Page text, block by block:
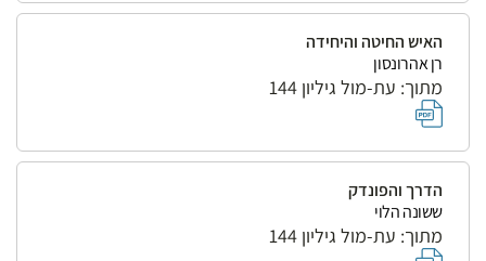
האיש החיטה והיחידה
רן אהרונסון
מתוך: עת-מול גיליון 144
הדרך והפונדק
ששונה הלוי
מתוך: עת-מול גיליון 144